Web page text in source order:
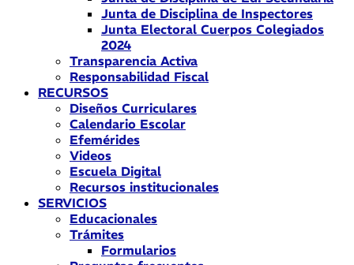
Junta de Disciplina de Inspectores
Junta Electoral Cuerpos Colegiados
2024
Transparencia Activa
Responsabilidad Fiscal
RECURSOS
Diseños Curriculares
Calendario Escolar
Efemérides
Videos
Escuela Digital
Recursos institucionales
SERVICIOS
Educacionales
Trámites
Formularios